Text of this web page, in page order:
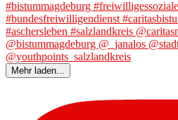
Mehr laden...